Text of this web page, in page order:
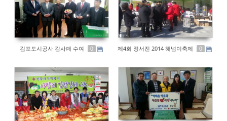
김포도시공사 감사패 수여 0 제4회 정서진 2014 해넘이축제 0